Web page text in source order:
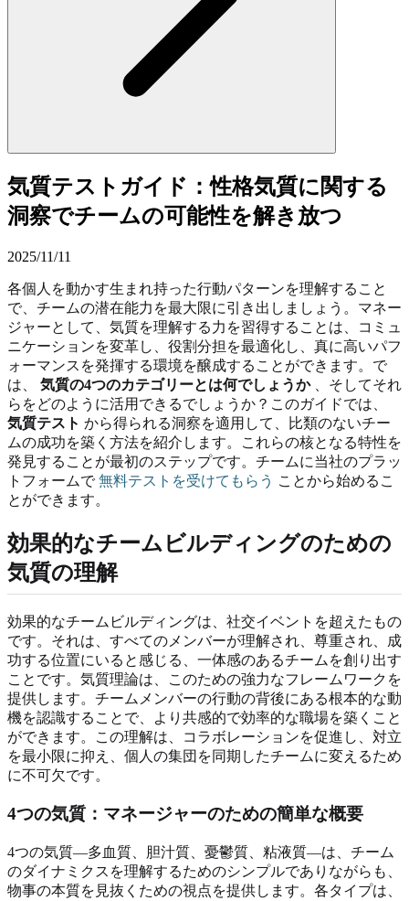
気質テストガイド：性格気質に関する
洞察でチームの可能性を解き放つ
2025/11/11
各個人を動かす生まれ持った行動パターンを理解すること
で、チームの潜在能力を最大限に引き出しましょう。マネー
ジャーとして、気質を理解する力を習得することは、コミュ
ニケーションを変革し、役割分担を最適化し、真に高いパフ
ォーマンスを発揮する環境を醸成することができます。で
は、 気質の4つのカテゴリーとは何でしょうか、そしてそれ
らをどのように活用できるでしょうか？このガイドでは、
気質テスト から得られる洞察を適用して、比類のないチー
ムの成功を築く方法を紹介します。これらの核となる特性を
発見することが最初のステップです。チームに当社のプラッ
トフォームで無料テストを受けてもらう ことから始めるこ
とができます。
効果的なチームビルディングのための
気質の理解
効果的なチームビルディングは、社交イベントを超えたもの
です。それは、すべてのメンバーが理解され、尊重され、成
功する位置にいると感じる、一体感のあるチームを創り出す
ことです。気質理論は、このための強力なフレームワークを
提供します。チームメンバーの行動の背後にある根本的な動
機を認識することで、より共感的で効率的な職場を築くこと
ができます。この理解は、コラボレーションを促進し、対立
を最小限に抑え、個人の集団を同期したチームに変えるため
に不可欠です。
4つの気質：マネージャーのための簡単な概要
4つの気質—多血質、胆汁質、憂鬱質、粘液質—は、チーム
のダイナミクスを理解するためのシンプルでありながらも、
物事の本質を見抜くための視点を提供します。各タイプは、